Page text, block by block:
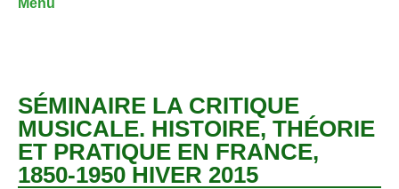
Menu
SÉMINAIRE LA CRITIQUE
MUSICALE. HISTOIRE, THÉORIE
ET PRATIQUE EN FRANCE,
1850-1950 HIVER 2015